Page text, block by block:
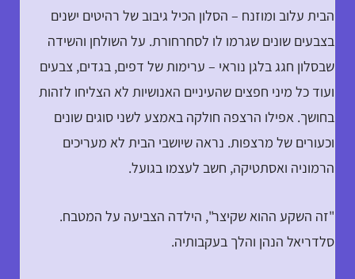
הבית עלוב ומוזנח – הסלון הכיל גיבוב של רהיטים ישנים
בצבעים שונים שגרמו לו לסחרחורת. על השולחן והשידה
שבסלון חגג בלגן נוראי – ערימות של דפים, בגדים, צבעים
ועוד כל מיני חפצים שהעיניים האנושיות לא הצליחו לזהות
בחושך. אפילו הרצפה חולקה באמצע לשני סוגים שונים
וכעורים של מרצפות. נראה שיושבי הבית לא מעריכים
הרמוניה ואסתטיקה, חשב לעצמו בגועל.
"זה השקע ההוא שקיצר", הילדה הצביעה על המטבח.
סלדריאל הנהן והלך בעקבותיה.